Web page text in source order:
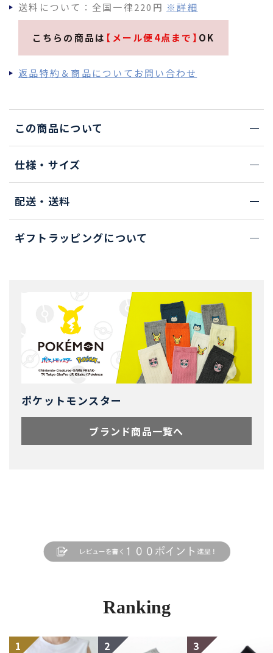
送料について：全国一律220円 ※詳細
こちらの商品は 【メール便4点まで】 OK
返品特約＆商品についてお問い合わせ
この商品について
仕様・サイズ
配送・送料
ギフトラッピングについて
ポケットモンスター
ブランド商品一覧へ
Ranking